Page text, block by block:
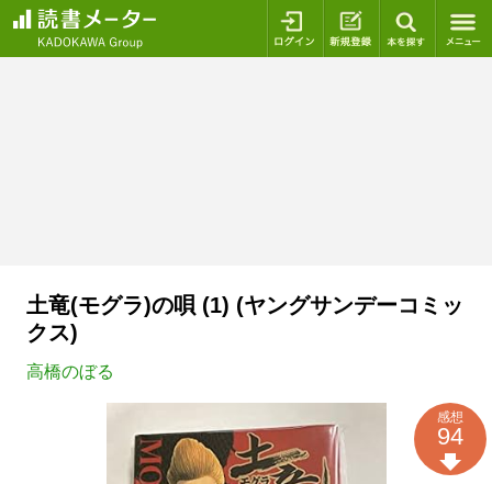
ログイン 新規登録
土竜(モグラ)の唄 (1) (ヤングサンデーコミッ
クス)
高橋のぼる
感想
94